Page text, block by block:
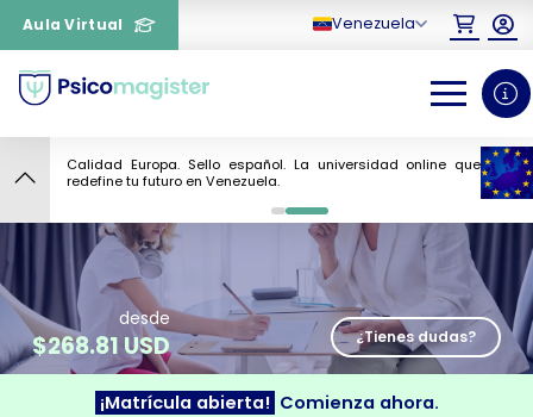
Aula Virtual Venezuela
Calidad Europa. Sello español. La universidad online que
redefine tu futuro en Venezuela.
0 1
4
desde
$268.81 USD ¿Tienes dudas?
¡Matrícula abierta! Comienza ahora.